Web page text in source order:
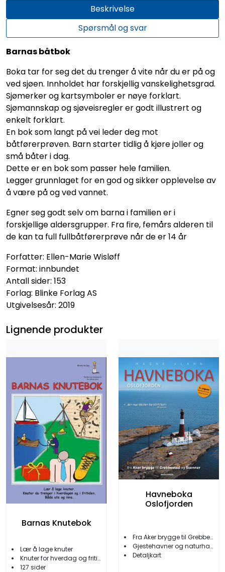
Beskrivelse
Spørsmål og svar
Barnas båtbok
Boka tar for seg det du trenger å vite når du er på og
ved sjøen. Innholdet har forskjellig vanskelighetsgrad.
Sjømerker og kartsymboler er nøye forklart.
Sjømannskap og sjøveisregler er godt illustrert og
enkelt forklart.
En bok som langt på vei leder deg mot
båtførerprøven. Barn starter tidlig å kjøre joller og
små båter i dag.
Dette er en bok som passer hele familien.
Legger grunnlaget for en god og sikker opplevelse av
å være på og ved vannet.
Egner seg godt selv om barna i familien er i
forskjellige aldersgrupper. Fra fire, femårs alderen til
de kan ta full fullbåtførerprøve når de er 14 år
Forfatter: Ellen-Marie Wisløff
Format: innbundet
Antall sider: 153
Forlag: Blinke Forlag AS
Utgivelsesår: 2019
Lignende produkter
Barnas Knutebok
Lær å lage knuter
Knuter for hverdag og fritid
127 sider
Havneboka
Oslofjorden
Fra Aker brygge til Grebbestad og Svenner
Gjestehavner og naturhavner
Detaljkart